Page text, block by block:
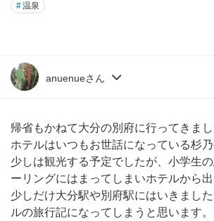
#温泉
anuenueさん
帰省もかねて大分の別府に行ってきまし
ホテルはいつもお世話になっている杉乃
少しは観光する予定でしたが、小学生
ーリングにはまってしまいホテルから
少しだけ大分駅や別府駅にはいきまし
ルの旅行記になってしまうと思います。